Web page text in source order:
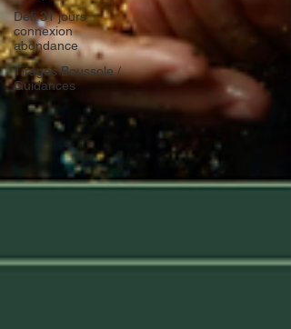
Défi 31 jours
connexion
abondance
Tirages Boussole /
Guidances